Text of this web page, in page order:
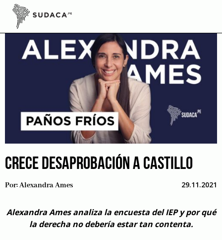
Skip
content
CRECE DESAPROBACIÓN A CASTILLO
Por:Alexandra Ames 29.11.2021
Alexandra Ames analiza la encuesta del IEP y por qué
la derecha no debería estar tan contenta.